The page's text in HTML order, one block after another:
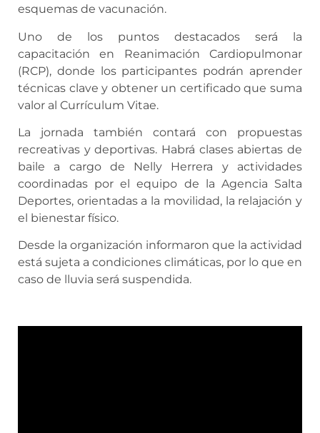
esquemas de vacunación.
Uno de los puntos destacados será la
capacitación en Reanimación Cardiopulmonar
(RCP), donde los participantes podrán aprender
técnicas clave y obtener un certificado que suma
valor al Currículum Vitae.
La jornada también contará con propuestas
recreativas y deportivas. Habrá clases abiertas de
baile a cargo de Nelly Herrera y actividades
coordinadas por el equipo de la Agencia Salta
Deportes, orientadas a la movilidad, la relajación y
el bienestar físico.
Desde la organización informaron que la actividad
está sujeta a condiciones climáticas, por lo que en
caso de lluvia será suspendida.